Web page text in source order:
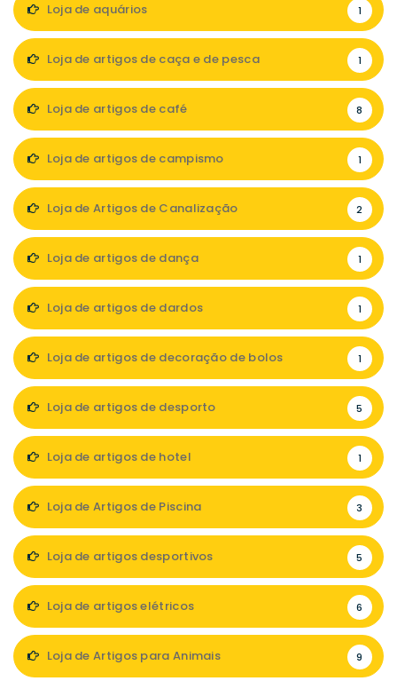
Loja de aquários 1
Loja de artigos de caça e de pesca 1
Loja de artigos de café 8
Loja de artigos de campismo 1
Loja de Artigos de Canalização 2
Loja de artigos de dança 1
Loja de artigos de dardos 1
Loja de artigos de decoração de bolos 1
Loja de artigos de desporto 5
Loja de artigos de hotel 1
Loja de Artigos de Piscina 3
Loja de artigos desportivos 5
Loja de artigos elétricos 6
Loja de Artigos para Animais 9